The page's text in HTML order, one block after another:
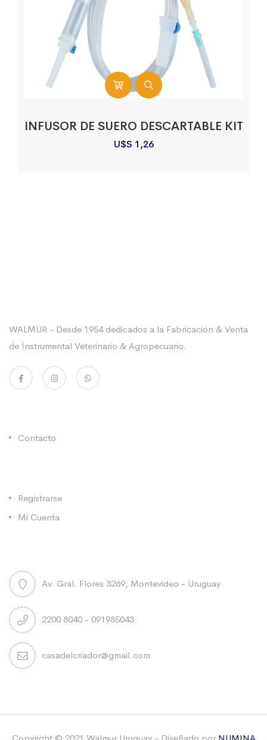
INFUSOR DE SUERO DESCARTABLE KIT
U$S 1,26
WALMUR - Desde 1954 dedicados a la Fabricación & Venta
de Instrumental Veterinario & Agropecuario.
Contacto
Registrarse
Mi Cuenta
Av. Gral. Flores 3269, Montevideo - Uruguay
2200 8040 - 091985043
casadelcriador@gmail.com